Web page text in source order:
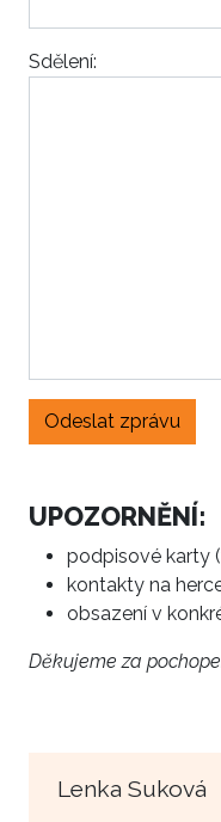
Sdělení:
Odeslat zprávu
UPOZORNĚNÍ:
podpisové karty
kontakty na
obsazení v
Děkujeme za
Lenka Suková